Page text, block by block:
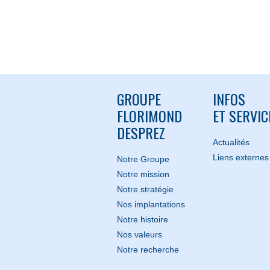
GROUPE
FLORIMOND
DESPREZ
Notre Groupe
Notre mission
Notre stratégie
Nos implantations
Notre histoire
Nos valeurs
Notre recherche
INFOS
ET
Actualités
Liens externes